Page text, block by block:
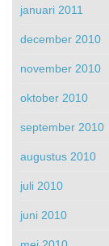
januari 2011
december 2010
november 2010
oktober 2010
september 2010
augustus 2010
juli 2010
juni 2010